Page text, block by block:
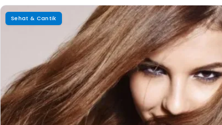
Sehat & Cantik